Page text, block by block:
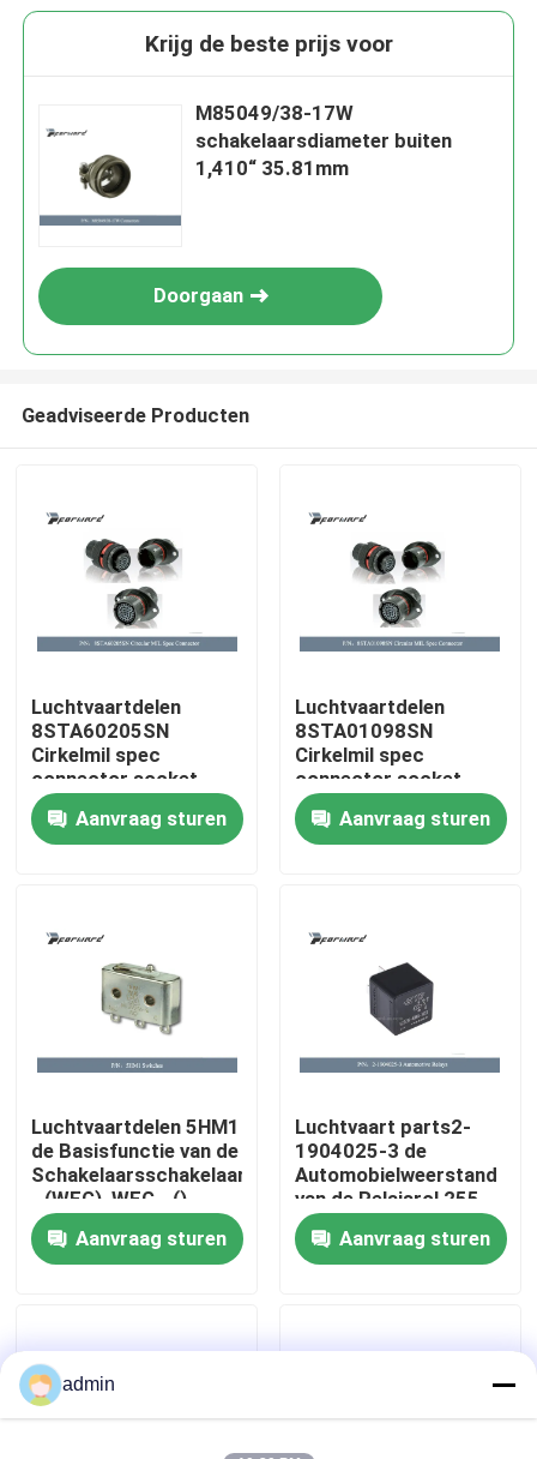
Thuis
Producten
Over ons
Fabriekstocht
Kwaliteitscontrole
Neem contact met ons op
Vraag een offerte
Krijg de beste prijs voor
M85049/38-17W
schakelaarsdiameter buiten
1,410“ 35.81mm
Doorgaan
Geadviseerde Producten
Luchtvaartdelen
8STA60205SN
Cirkelmil spec
connector socket
(Wijfje)
Aanvraag sturen
Luchtvaartdelen
8STA01098SN
Cirkelmil spec
connector socket
(Wijfje)
Aanvraag sturen
Luchtvaartdelen 5HM1
de Basisfunctie van de
Schakelaarsschakelaar
- (WEG), WEG - ()
Aanvraag sturen
Luchtvaart parts2-
1904025-3 de
Automobielweerstand
van de Relaisrol 255
Ohms
Aanvraag sturen
admin